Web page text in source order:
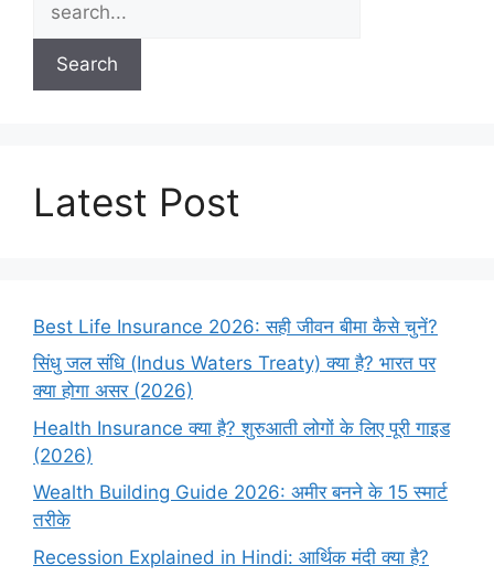
Search
Latest Post
Best Life Insurance 2026: सही जीवन बीमा कैसे चुनें?
सिंधु जल संधि (Indus Waters Treaty) क्या है? भारत पर
क्या होगा असर (2026)
Health Insurance क्या है? शुरुआती लोगों के लिए पूरी गाइड
(2026)
Wealth Building Guide 2026: अमीर बनने के 15 स्मार्ट
तरीके
Recession Explained in Hindi: आर्थिक मंदी क्या है?